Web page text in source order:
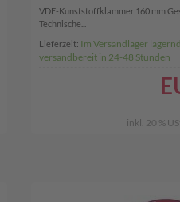
VDE-Kunststoffklammer 160 mm
Technische...
Lieferzeit: Im Versandlager
versandbereit in 24-48 Stunden
inkl. 20 %